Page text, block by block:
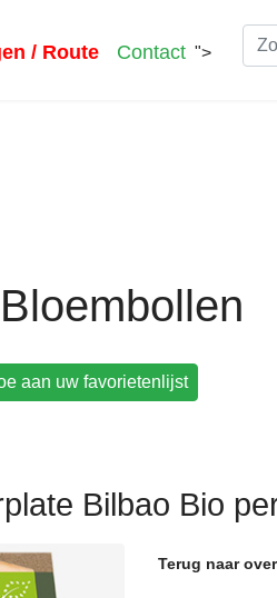
/ Route Contact ">
Bilbao Bio
Terug naar